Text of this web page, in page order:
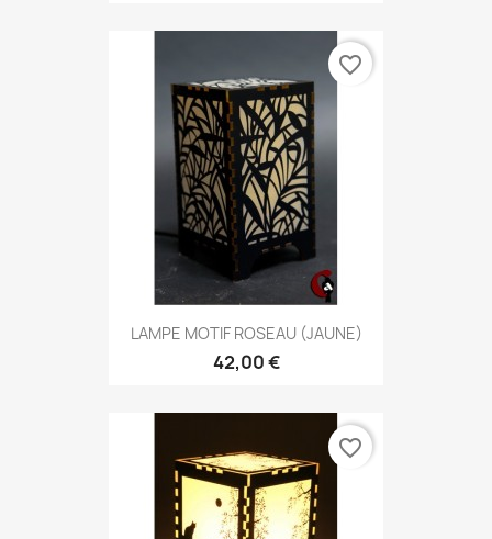
LAMPE MOTIF ROSEAU (JAUNE)
42,00 €
favorite_border
favorite_border